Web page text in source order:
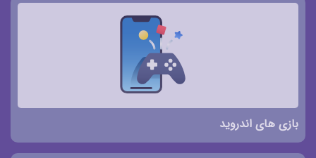
بازی های اندروید